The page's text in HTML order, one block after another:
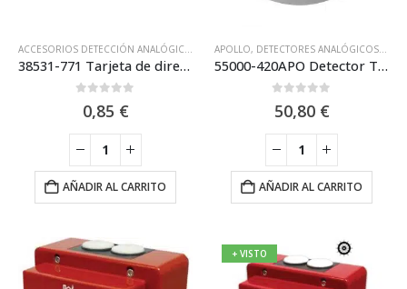
ACCESORIOS DETECCIÓN ANALÓGICA, APOLLO,SISTEMAS ANALÓGICOS
38531-771 Tarjeta de direccionamiento de 8 Bits para Bases Apollo XP95
0,85 €
AÑADIR AL CARRITO
APOLLO, DETECTORES ANALÓGICOS,
55000-420APO Detector Térmico (Calor) 55ºc Apollo XP95
50,80 €
AÑADIR AL CARRITO
+ VISTO